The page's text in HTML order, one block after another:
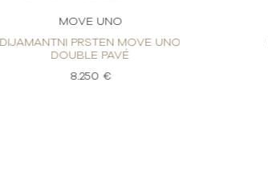
MOVE UNO
DIJAMANTNI PRSTEN MOVE UNO
DOUBLE PAVÉ
8.250 €